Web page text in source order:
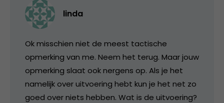
linda
Ok misschien niet de meest tactische
opmerking van me. Neem het terug. Maar jouw
opmerking slaat ook nergens op. Als je het
namelijk over uitvoering hebt kun je het net zo
goed over niets hebben. Wat is de uitvoering?